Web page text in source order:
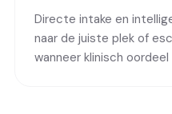
Directe intake en
naar de juiste plek of
wanneer klinisch oordeel